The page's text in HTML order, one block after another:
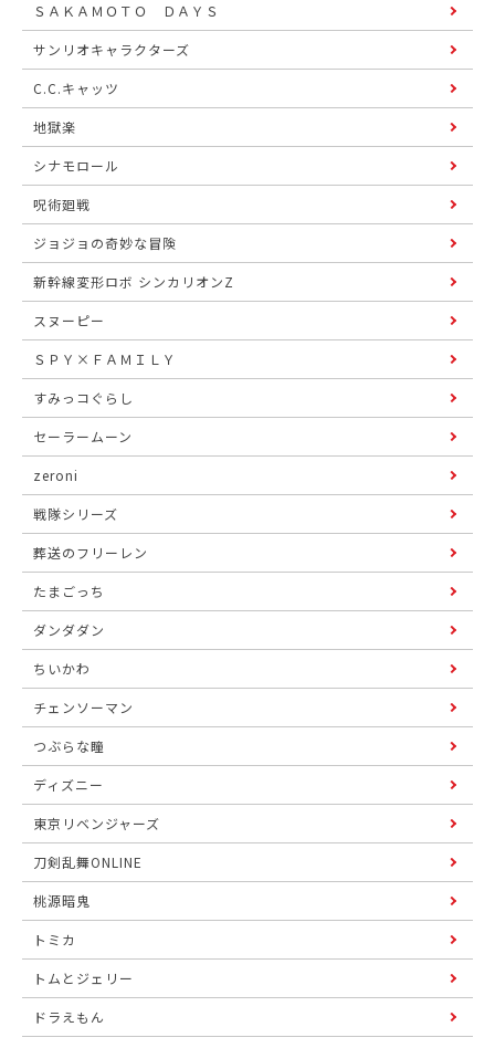
ＳＡＫＡＭＯＴＯ ＤＡＹＳ
サンリオキャラクターズ
C.C.キャッツ
地獄楽
シナモロール
呪術廻戦
ジョジョの奇妙な冒険
新幹線変形ロボ シンカリオンZ
スヌーピー
ＳＰＹ×ＦＡＭＩＬＹ
すみっコぐらし
セーラームーン
zeroni
戦隊シリーズ
葬送のフリーレン
たまごっち
ダンダダン
ちいかわ
チェンソーマン
つぶらな瞳
ディズニー
東京リベンジャーズ
刀剣乱舞ONLINE
桃源暗鬼
トミカ
トムとジェリー
ドラえもん